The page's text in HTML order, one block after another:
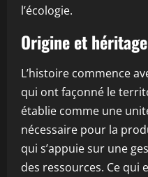
l’écologie.
Origine et héritage
L’histoire commence
qui ont façonné le
établie comme une
nécessaire pour la
qui s’appuie sur une
des ressources. Ce qui